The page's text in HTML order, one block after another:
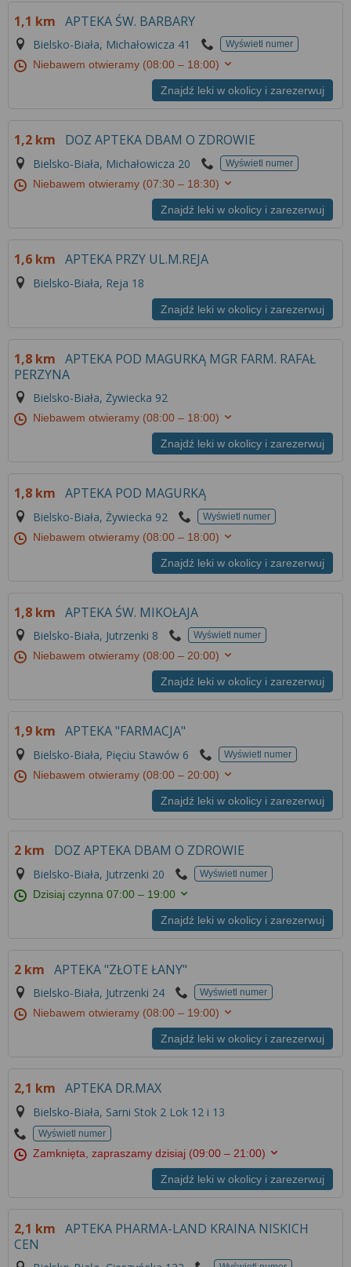
1,1 km APTEKA ŚW. BARBARY
Bielsko-Biała, Michałowicza 41 Wyświetl numer
Niebawem otwieramy (08:00 – 18:00)
Znajdź leki w okolicy i zarezerwuj
1,2 km DOZ APTEKA DBAM O ZDROWIE
Bielsko-Biała, Michałowicza 20 Wyświetl numer
Niebawem otwieramy (07:30 – 18:30)
Znajdź leki w okolicy i zarezerwuj
1,6 km APTEKA PRZY UL.M.REJA
Bielsko-Biała, Reja 18
Znajdź leki w okolicy i zarezerwuj
1,8 km APTEKA POD MAGURKĄ MGR FARM. RAFAŁ
PERZYNA
Bielsko-Biała, Żywiecka 92
Niebawem otwieramy (08:00 – 18:00)
Znajdź leki w okolicy i zarezerwuj
1,8 km APTEKA POD MAGURKĄ
Bielsko-Biała, Żywiecka 92 Wyświetl numer
Niebawem otwieramy (08:00 – 18:00)
Znajdź leki w okolicy i zarezerwuj
1,8 km APTEKA ŚW. MIKOŁAJA
Bielsko-Biała, Jutrzenki 8 Wyświetl numer
Niebawem otwieramy (08:00 – 20:00)
Znajdź leki w okolicy i zarezerwuj
1,9 km APTEKA "FARMACJA"
Bielsko-Biała, Pięciu Stawów 6 Wyświetl numer
Niebawem otwieramy (08:00 – 20:00)
Znajdź leki w okolicy i zarezerwuj
2 km DOZ APTEKA DBAM O ZDROWIE
Bielsko-Biała, Jutrzenki 20 Wyświetl numer
Dzisiaj czynna07:00 – 19:00
Znajdź leki w okolicy i zarezerwuj
2 km APTEKA "ZŁOTE ŁANY"
Bielsko-Biała, Jutrzenki 24 Wyświetl numer
Niebawem otwieramy (08:00 – 19:00)
Znajdź leki w okolicy i zarezerwuj
2,1 km APTEKA DR.MAX
Bielsko-Biała, Sarni Stok 2 Lok 12 i 13
Wyświetl numer
Zamknięta, zapraszamy dzisiaj (09:00 – 21:00)
Znajdź leki w okolicy i zarezerwuj
2,1 km APTEKA PHARMA-LAND KRAINA NISKICH
CEN